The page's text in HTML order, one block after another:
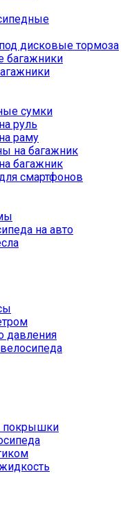
дисковые тормоза
багажники
сумки
руль
раму
на багажник
багажник
смартфонов
на авто
давления
покрышки